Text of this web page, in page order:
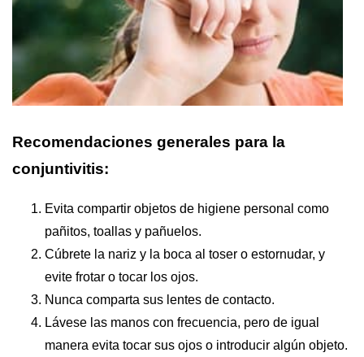
Recomendaciones generales para la
conjuntivitis:
Evita compartir objetos de higiene personal como
pañitos, toallas y pañuelos.
Cúbrete la nariz y la boca al toser o estornudar, y
evite frotar o tocar los ojos.
Nunca comparta sus lentes de contacto.
Lávese las manos con frecuencia, pero de igual
manera evita tocar sus ojos o introducir algún objeto.